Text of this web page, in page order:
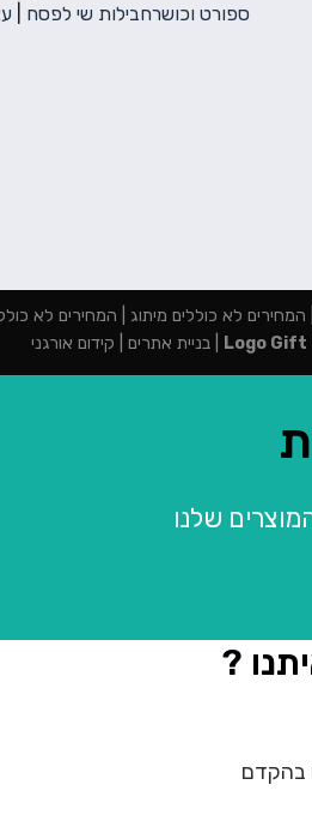
ספורט וכושרחבילות שי לפסח
Logo Gift
|בניית אתרים קידום אורגני
שלנו
?
בהקדם